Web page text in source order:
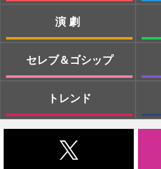
演劇
セレブ＆ゴシップ
トレンド